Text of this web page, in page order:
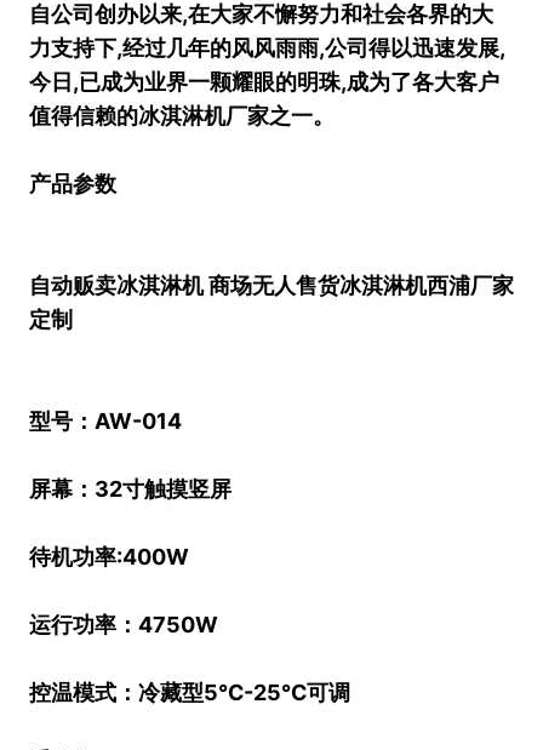
自公司创办以来,在大家不懈努力和社会各界的大
力支持下,经过几年的风风雨雨,公司得以迅速发展,
今日,已成为业界一颗耀眼的明珠,成为了各大客户
值得信赖的冰淇淋机厂家之一。
产品参数
自动贩卖冰淇淋机 商场无人售货冰淇淋机西浦厂家
定制
型号：AW-014
屏幕：32寸触摸竖屏
待机功率:400W
运行功率：4750W
控温模式：冷藏型5℃-25℃可调